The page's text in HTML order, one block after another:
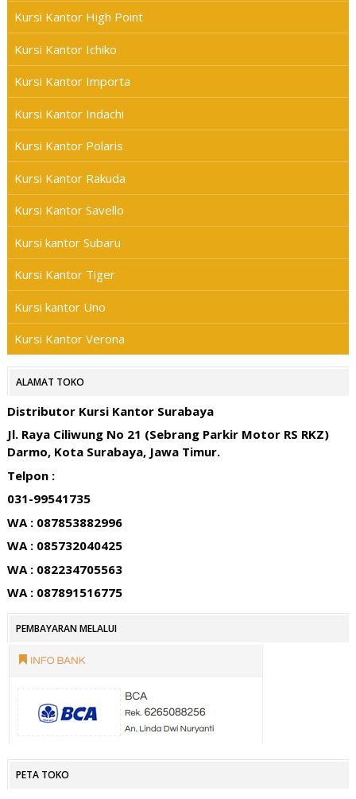
Kursi Kantor High Point
Kursi Kantor Ichiko
Kursi Kantor Importa
Kursi Kantor Indachi
Kursi Kantor Polaris
Kursi Kantor Rakuda
Kursi Kantor Savello
Kursi kantor Subaru
Kursi Kantor Tiger
Kursi kantor Uno
Kursi Kantor Verona
ALAMAT TOKO
Distributor Kursi Kantor Surabaya
Jl. Raya Ciliwung No 21 (Sebrang Parkir Motor RS RKZ)
Darmo, Kota Surabaya, Jawa Timur.
Telpon :
031-99541735
WA : 087853882996
WA : 085732040425
WA : 082234705563
WA : 087891516775
PEMBAYARAN MELALUI
PETA TOKO